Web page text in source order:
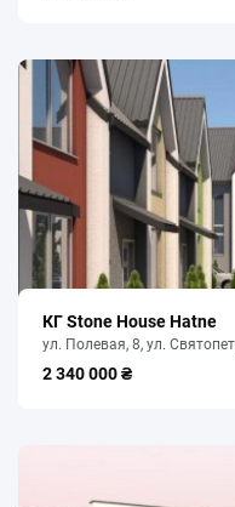
КГ Stone House Hatne
ул. Полевая, 8, ул.
2 340 000 ₴